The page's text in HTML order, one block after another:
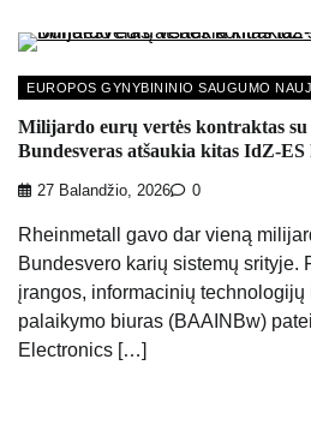
EUROPOS GYNYBININIO SAUGUMO
Milijardo eurų vertės kontraktas su
Bundesveras atšaukia kitas IdZ-ES
27 Balandžio, 2026 0
Rheinmetall gavo dar vieną
Bundesvero karių sistemų srityje.
įrangos, informacinių
palaikymo biuras (BAAINBw)
Electronics […]